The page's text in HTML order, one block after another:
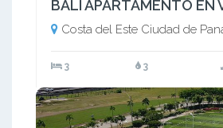
Costa del Este Ciudad de
3 3